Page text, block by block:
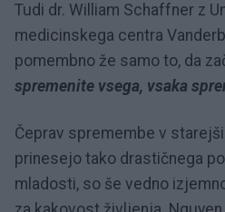
Tudi dr. William Schaffner z
medicinskega centra
pomembno že samo to, da
spremenite vsega, vsaka
Čeprav spremembe v
prinesejo tako drastičnega
mladosti, so še vedno